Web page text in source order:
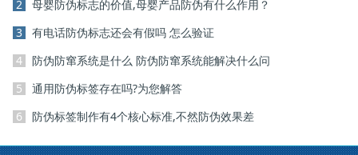
2
母婴防伪标志的价值,母婴产品防伪有什么作用？
3
有电话防伪标志还会有假吗 怎么验证
4
防伪防窜系统是什么 防伪防窜系统能解决什么问
5
通用防伪标签存在吗?为您解答
6
防伪标签制作有4个核心标准,不然防伪效果差